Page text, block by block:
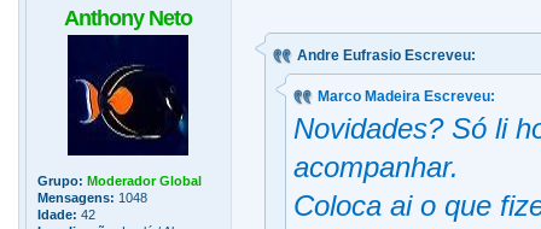
Anthony Neto
Grupo: Moderador Global
Mensagens: 1048
Idade: 42
Andre Eufrasio Escreveu:
Marco Madeira Escreveu:
Novidades? Só li
acompanhar.
Coloca ai o que